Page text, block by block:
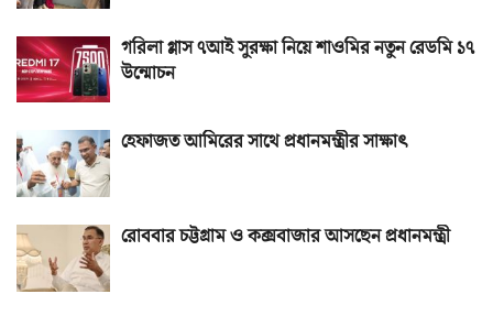
গরিলা গ্লাস ৭আই সুরক্ষা নিয়ে শাওমির নতুন রেডমি ১৭
উন্মোচন
হেফাজত আমিরের সাথে প্রধানমন্ত্রীর সাক্ষাৎ
রোববার চট্টগ্রাম ও কক্সবাজার আসছেন প্রধানমন্ত্রী